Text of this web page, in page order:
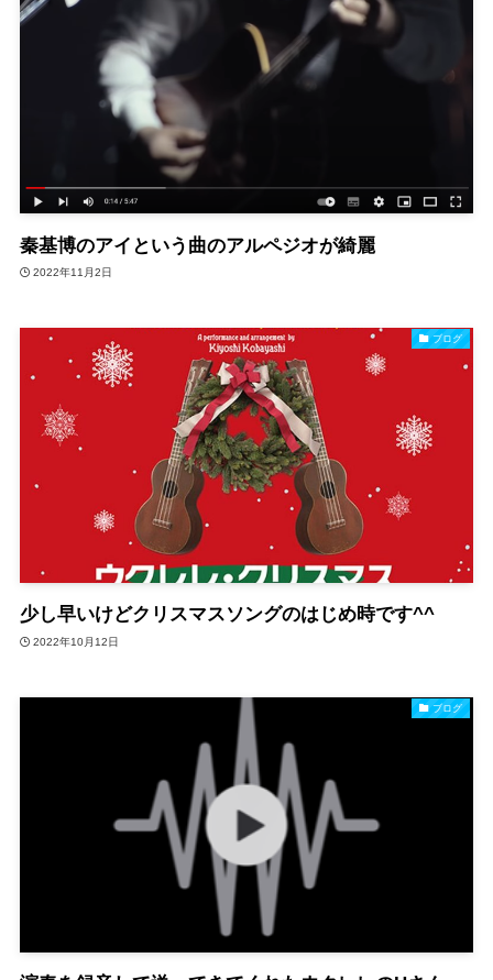
秦基博のアイという曲のアルペジオが綺麗
2022年11月2日
ブログ
少し早いけどクリスマスソングのはじめ時です^^
2022年10月12日
ブログ